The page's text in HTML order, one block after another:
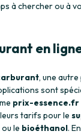
à chercher ou à
en
, une
sont
prix-essence.fr
tarifs pour le
ou le bioéthanol.